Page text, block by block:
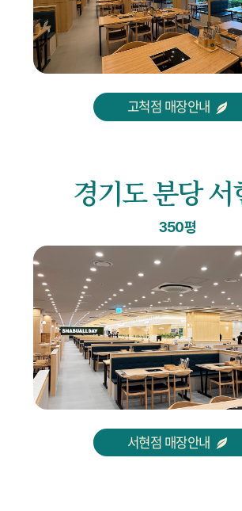
고척점 매장안내
경기도 분당 서
350평
서현점 매장안내